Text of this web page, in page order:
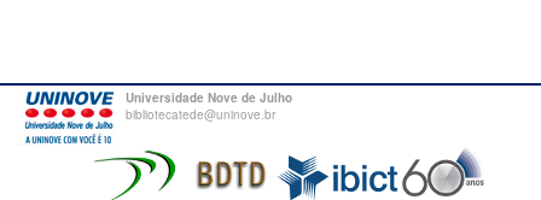
Universidade Nove de Julho
bibliotecatede@uninove.br